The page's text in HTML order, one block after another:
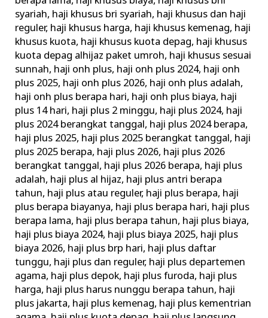
syariah, haji khusus bri syariah, haji khusus dan haji
reguler, haji khusus harga, haji khusus kemenag, haji
khusus kuota, haji khusus kuota depag, haji khusus
kuota depag alhijaz paket umroh, haji khusus sesuai
sunnah, haji onh plus, haji onh plus 2024, haji onh
plus 2025, haji onh plus 2026, haji onh plus adalah,
haji onh plus berapa hari, haji onh plus biaya, haji
plus 14 hari, haji plus 2 minggu, haji plus 2024, haji
plus 2024 berangkat tanggal, haji plus 2024 berapa,
haji plus 2025, haji plus 2025 berangkat tanggal, haji
plus 2025 berapa, haji plus 2026, haji plus 2026
berangkat tanggal, haji plus 2026 berapa, haji plus
adalah, haji plus al hijaz, haji plus antri berapa
tahun, haji plus atau reguler, haji plus berapa, haji
plus berapa biayanya, haji plus berapa hari, haji plus
berapa lama, haji plus berapa tahun, haji plus biaya,
haji plus biaya 2024, haji plus biaya 2025, haji plus
biaya 2026, haji plus brp hari, haji plus daftar
tunggu, haji plus dan reguler, haji plus departemen
agama, haji plus depok, haji plus furoda, haji plus
harga, haji plus harus nunggu berapa tahun, haji
plus jakarta, haji plus kemenag, haji plus kementrian